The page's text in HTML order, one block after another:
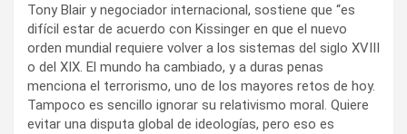
Tony Blair y negociador internacional, sostiene que “es
difícil estar de acuerdo con Kissinger en que el nuevo
orden mundial requiere volver a los sistemas del siglo XVIII
o del XIX. El mundo ha cambiado, y a duras penas
menciona el terrorismo, uno de los mayores retos de hoy.
Tampoco es sencillo ignorar su relativismo moral. Quiere
evitar una disputa global de ideologías, pero eso es